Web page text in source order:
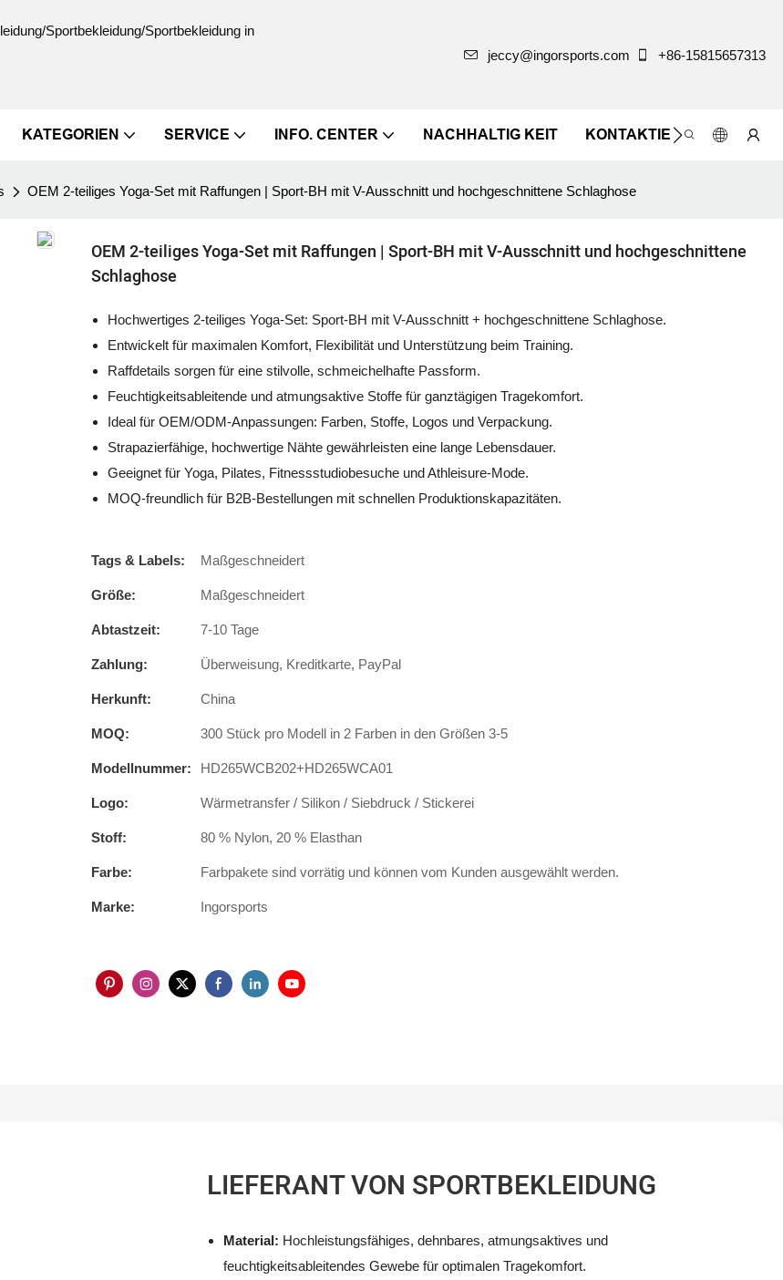
Sportbekleidung/Sportbekleidung in
jeccy@ingorsports.com +86-15815657313
KATEGORIEN SERVICE INFO. CENTER NACHHALTIG KEIT KONTAKTIEREN SIE UNS
OEM 2-teiliges Yoga-Set mit Raffungen | Sport-BH mit V-Ausschnitt und hochgeschnittene Schlaghose
OEM 2-teiliges Yoga-Set mit Raffungen | Sport-BH mit V-Ausschnitt und hochgeschnittene
Schlaghose
Hochwertiges 2-teiliges Yoga-Set: Sport-BH mit V-Ausschnitt + hochgeschnittene Schlaghose.
Entwickelt für maximalen Komfort, Flexibilität und Unterstützung beim Training.
Raffdetails sorgen für eine stilvolle, schmeichelhafte Passform.
Feuchtigkeitsableitende und atmungsaktive Stoffe für ganztägigen Tragekomfort.
Ideal für OEM/ODM-Anpassungen: Farben, Stoffe, Logos und Verpackung.
Strapazierfähige, hochwertige Nähte gewährleisten eine lange Lebensdauer.
Geeignet für Yoga, Pilates, Fitnessstudiobesuche und Athleisure-Mode.
MOQ-freundlich für B2B-Bestellungen mit schnellen Produktionskapazitäten.
Tags & Labels: Maßgeschneidert
Größe: Maßgeschneidert
Abtastzeit: 7-10 Tage
Zahlung: Überweisung, Kreditkarte, PayPal
Herkunft: China
MOQ: 300 Stück pro Modell in 2 Farben in den Größen 3-5
Modellnummer: HD265WCB202+HD265WCA01
Logo: Wärmetransfer / Silikon / Siebdruck / Stickerei
Stoff: 80 % Nylon, 20 % Elasthan
Farbe: Farbpakete sind vorrätig und können vom Kunden ausgewählt werden.
Marke: Ingorsports
LIEFERANT VON SPORTBEKLEIDUNG
Material: Hochleistungsfähiges, dehnbares, atmungsaktives und
feuchtigkeitsableitendes Gewebe für optimalen Tragekomfort.